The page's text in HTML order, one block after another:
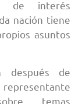
de interés
nación tiene
asuntos
después de
temas